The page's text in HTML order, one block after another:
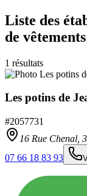
Liste des
de
1 résultats
Les potins de
#2057731
16 Rue Chenal,
07 66 18 83 93